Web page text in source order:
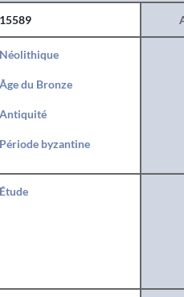
15589
Néolithique
Âge du Bronze
Antiquité
Période byzantine
Étude